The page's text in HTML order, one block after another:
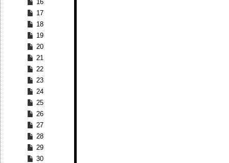
16
17
18
19
20
21
22
23
24
25
26
27
28
29
30